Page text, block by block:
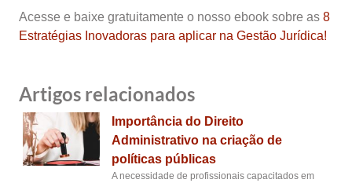
Acesse e baixe gratuitamente o nosso ebook sobre as 8
Estratégias Inovadoras para aplicar na Gestão Jurídica!
Artigos relacionados
Importância do Direito
Administrativo na criação de
políticas públicas
A necessidade de profissionais capacitados em